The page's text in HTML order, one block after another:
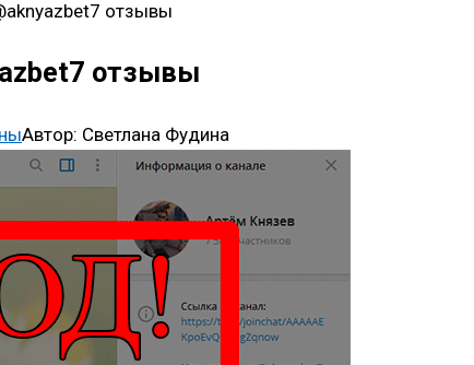
отзывы
отзывы
Автор: Светлана Фудина